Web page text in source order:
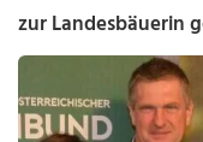
zur Landesbäuerin